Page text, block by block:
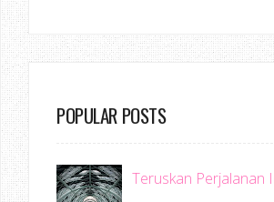
POPULAR POSTS
Teruskan Perjalanan